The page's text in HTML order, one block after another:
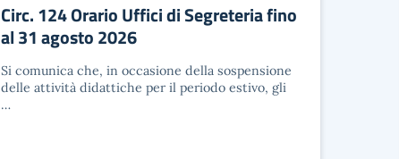
Circ. 124 Orario Uffici di Segreteria fino
al 31 agosto 2026
Si comunica che, in occasione della sospensione
delle attività didattiche per il periodo estivo, gli
…